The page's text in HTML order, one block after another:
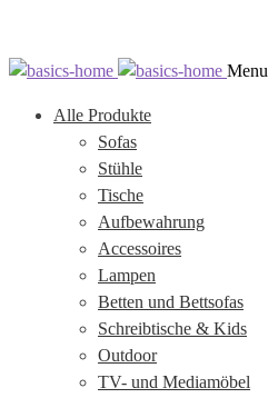
Zur
springen
Zum
springen
Menu
Alle Produkte
Sofas
Stühle
Tische
Aufbewahrung
Accessoires
Lampen
Betten und Bettsofas
Schreibtische & Kids
Outdoor
TV- und Mediamöbel